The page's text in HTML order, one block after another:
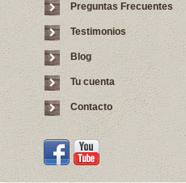
Preguntas Frecuentes
Testimonios
Blog
Tu cuenta
Contacto